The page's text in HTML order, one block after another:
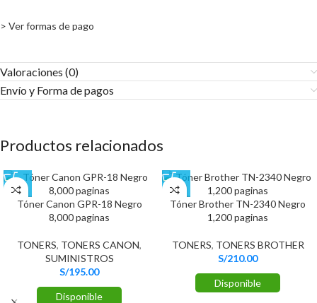
> Ver formas de pago
Valoraciones (0)
Envío y Forma de pagos​
Productos relacionados
Tóner Canon GPR-18 Negro
8,000 paginas
TONERS, TONERS CANON,
SUMINISTROS
S/195.00
Disponible
Tóner Brother TN-2340 Negro
1,200 paginas
TONERS, TONERS BROTHER
S/210.00
Disponible